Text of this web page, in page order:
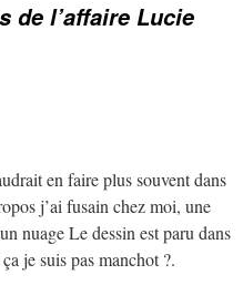
de l’affaire Lucie
en faire plus souvent dans
j’ai fusain chez moi, une
nuage Le dessin est paru dans
je suis pas manchot ?.